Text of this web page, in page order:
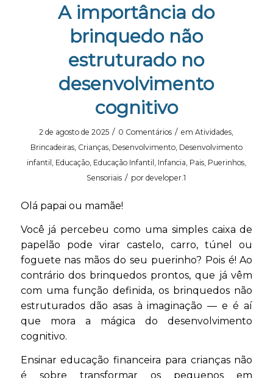
A importância do
brinquedo não
estruturado no
desenvolvimento
cognitivo
2 de agosto de 2025 / 0 Comentários / emAtividades
Brincadeiras, Crianças, Desenvolvimento, Desenvolvimento
infantil Educação, Educação Infantil Infancia Pais, Puerinhos,
Sensoriais / pordeveloper.1
Olá papai ou mamãe!
Você já percebeu como uma simples caixa de
papelão pode virar castelo, carro, túnel ou
foguete nas mãos do seu puerinho? Pois é! Ao
contrário dos brinquedos prontos, que já vêm
com uma função definida, os brinquedos não
estruturados dão asas à imaginação — e é aí
que mora a mágica do desenvolvimento
cognitivo.
Ensinar educação financeira para crianças não
é sobre transformar os pequenos em